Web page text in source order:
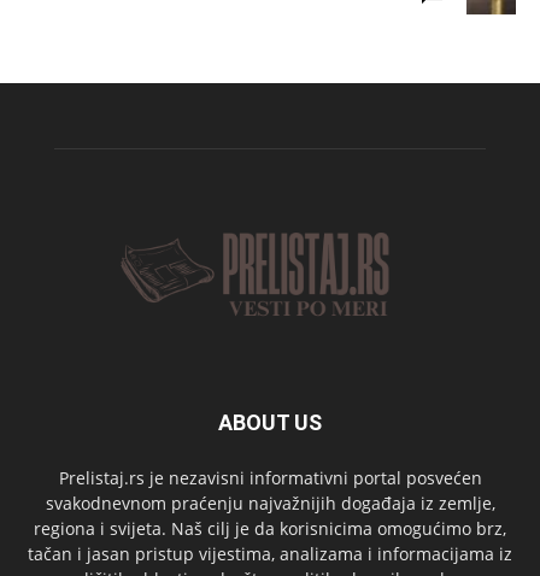
ABOUT US
Prelistaj.rs je nezavisni informativni portal posvećen
svakodnevnom praćenju najvažnijih događaja iz zemlje,
regiona i svijeta. Naš cilj je da korisnicima omogućimo brz,
tačan i jasan pristup vijestima, analizama i informacijama iz